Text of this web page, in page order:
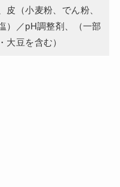
皮（小麦粉、でん粉、
）／pH調整剤、（一部
大豆を含む）